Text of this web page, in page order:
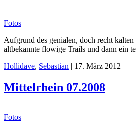
Fotos
Aufgrund des genialen, doch recht
altbekannte flowige Trails und dann ein
Hollidave, Sebastian | 17. März 2012
Mittelrhein 07.2008
Fotos